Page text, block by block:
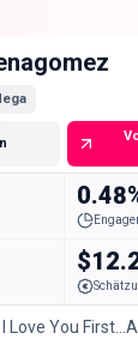
I Love You